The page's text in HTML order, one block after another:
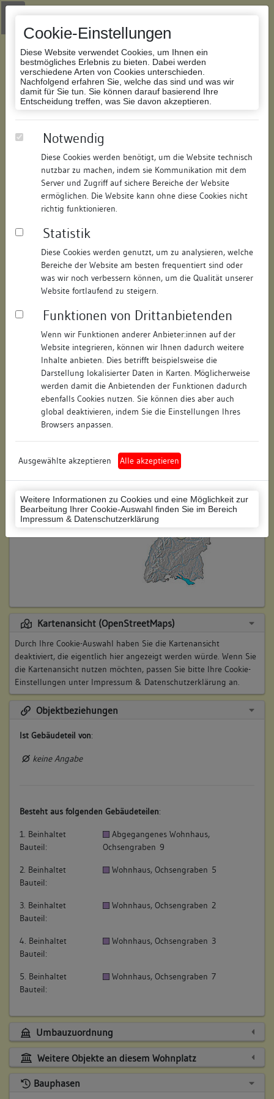
Cookie-Einstellungen
Diese Website verwendet Cookies, um Ihnen ein
bestmögliches Erlebnis zu bieten. Dabei werden
verschiedene Arten von Cookies unterschieden.
Nachfolgend erfahren Sie, welche das sind und was wir
damit für Sie tun. Sie können darauf basierend Ihre
Entscheidung treffen, was Sie davon akzeptieren.
Notwendig
Diese Cookies werden benötigt, um die Website technisch
nutzbar zu machen, indem sie Kommunikation mit dem
Server und Zugriff auf sichere Bereiche der Website
ermöglichen. Die Website kann ohne diese Cookies nicht
richtig funktionieren.
Statistik
Diese Cookies werden genutzt, um zu analysieren, welche
Bereiche der Website am besten frequentiert sind oder
was wir noch verbessern können, um die Qualität unserer
Website fortlaufend zu steigern.
Funktionen von Drittanbietenden
Wenn wir Funktionen anderer Anbieter:innen auf der
Website integrieren, können wir Ihnen dadurch weitere
Inhalte anbieten. Dies betrifft beispielsweise die
Darstellung lokalisierter Daten in Karten. Möglicherweise
werden damit die Anbietenden der Funktionen dadurch
ebenfalls Cookies nutzen. Sie können dies aber auch
global deaktivieren, indem Sie die Einstellungen Ihres
Browsers anpassen.
Ausgewählte akzeptieren Alle akzeptieren
Weitere Informationen zu Cookies und eine Möglichkeit zur
Bearbeitung Ihrer Cookie-Auswahl finden Sie im Bereich
Impressum & Datenschutzerklärung
Zur Navigation springen
Zum Inhalt der Website springen
Datenbank Bauforschung/Restaurierung
103620618810/Datum:18.06.2017
Datenbestand:
Bauforschung und Restaurierung
Als PDF herunterladen:
Objektdaten
Straße: Ochsengraben
Hausnummer: keine
Postleitzahl: 74354
Stadt-Teilort: Besigheim
Regierungsbezirk: Stuttgart
Ludwigsburg (Landkreis)
Wohnplatzschlüssel: 8118007001
Flurstücknummer: keine
Historischer Straßenname: keiner
keine
Lage des Wohnplatzes:
Kartenansicht (OpenStreetMaps)
Durch Ihre Cookie-Auswahl haben Sie die Kartenansicht
deaktiviert, die eigentlich hier angezeigt werden würde. Wenn Sie
die Kartenansicht nutzen möchten, passen Sie bitte Ihre Cookie-
Einstellungen unter Impressum & Datenschutzerklärung an.
Objektbeziehungen
Ist Gebäudeteil von:
keine Angabe
Besteht aus folgenden Gebäudeteilen:
1. Beinhaltet
Bauteil:
Abgegangenes Wohnhaus,
Ochsengraben 9
2. Beinhaltet
Bauteil:
Wohnhaus, Ochsengraben 5
3. Beinhaltet
Bauteil:
Wohnhaus, Ochsengraben 2
4. Beinhaltet
Bauteil:
Wohnhaus, Ochsengraben 3
5. Beinhaltet
Bauteil:
Wohnhaus, Ochsengraben 7
Umbauzuordnung
Weitere Objekte an diesem Wohnplatz
Bauphasen